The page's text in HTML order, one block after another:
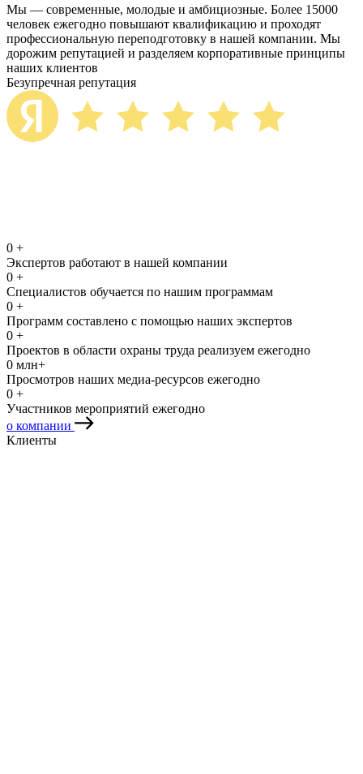
Мы — современные, молодые и амбициозные. Более 15000
человек ежегодно повышают квалификацию и проходят
профессиональную переподготовку в нашей компании. Мы
дорожим репутацией и разделяем корпоративные принципы
наших клиентов
Безупречная репутация
0 +
Экспертов работают в нашей компании
0 +
Специалистов обучается по нашим программам
0 +
Программ составлено с помощью наших экспертов
0 +
Проектов в области охраны труда реализуем ежегодно
0 млн+
Просмотров наших медиа-ресурсов ежегодно
0 +
Участников мероприятий ежегодно
о компании
Клиенты